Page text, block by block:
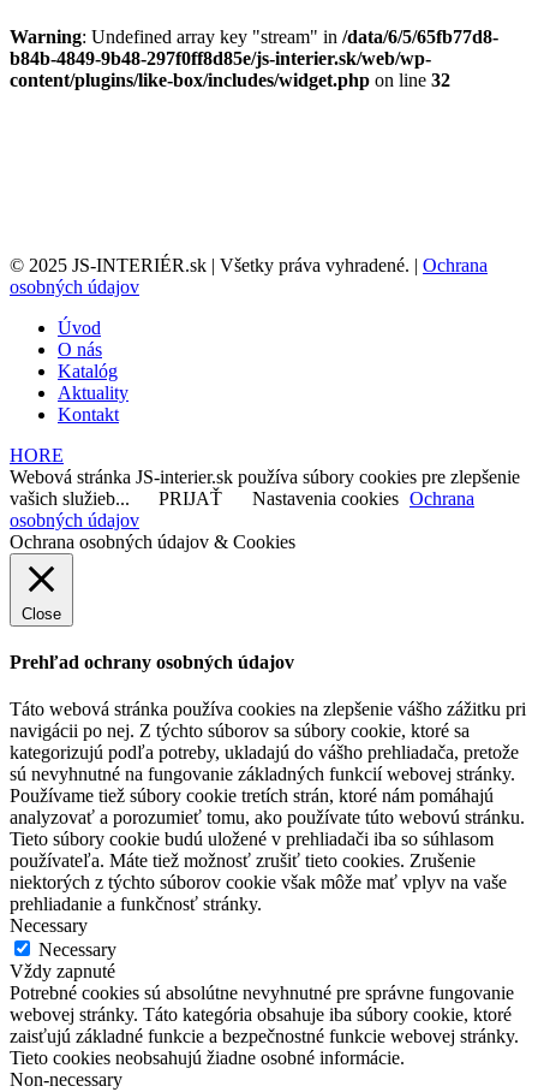
Warning: Undefined array key "stream" in /data/6/5/65fb77d8-
b84b-4849-9b48-297f0ff8d85e/js-interier.sk/web/wp-
content/plugins/like-box/includes/widget.php on line 32
© 2025 JS-INTERIÉR.sk | Všetky práva vyhradené. | Ochrana
osobných údajov
Úvod
O nás
Katalóg
Aktuality
Kontakt
HORE
Webová stránka JS-interier.sk používa súbory cookies pre zlepšenie
vašich služieb...
PRIJAŤ Nastavenia cookies Ochrana
osobných údajov
Ochrana osobných údajov & Cookies
Close
Prehľad ochrany osobných údajov
Táto webová stránka používa cookies na zlepšenie vášho zážitku pri
navigácii po nej. Z týchto súborov sa súbory cookie, ktoré sa
kategorizujú podľa potreby, ukladajú do vášho prehliadača, pretože
sú nevyhnutné na fungovanie základných funkcií webovej stránky.
Používame tiež súbory cookie tretích strán, ktoré nám pomáhajú
analyzovať a porozumieť tomu, ako používate túto webovú stránku.
Tieto súbory cookie budú uložené v prehliadači iba so súhlasom
používateľa. Máte tiež možnosť zrušiť tieto cookies. Zrušenie
niektorých z týchto súborov cookie však môže mať vplyv na vaše
prehliadanie a funkčnosť stránky.
Necessary
Necessary
Vždy zapnuté
Potrebné cookies sú absolútne nevyhnutné pre správne fungovanie
webovej stránky. Táto kategória obsahuje iba súbory cookie, ktoré
zaisťujú základné funkcie a bezpečnostné funkcie webovej stránky.
Tieto cookies neobsahujú žiadne osobné informácie.
Non-necessary